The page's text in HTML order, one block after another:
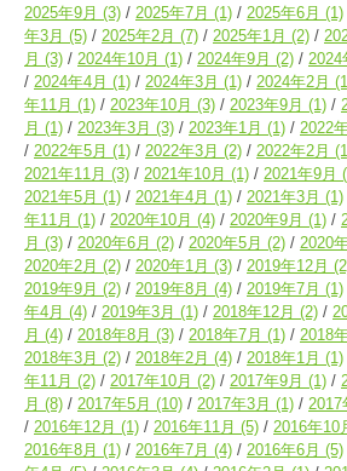
2025年9月 (3) 2025年7月 (1) 2025年6月 (1)
年3月 (5) 2025年2月 (7) 2025年1月 (2)
月 (3) 2024年10月 (1) 2024年9月 (2) 2024
2024年4月 (1) 2024年3月 (1) 2024年2月
年11月 (1) 2023年10月 (3) 2023年9月 (1)
月 (1) 2023年3月 (3) 2023年1月 (1) 2022
2022年5月 (1) 2022年3月 (2) 2022年2月
2021年11月 (3) 2021年10月 (1) 2021年9月
2021年5月 (1) 2021年4月 (1) 2021年3月 (1)
年11月 (1) 2020年10月 (4) 2020年9月 (1)
月 (3) 2020年6月 (2) 2020年5月 (2) 2020
2020年2月 (2) 2020年1月 (3) 2019年12月
2019年9月 (2) 2019年8月 (4) 2019年7月 (1)
年4月 (4) 2019年3月 (1) 2018年12月 (2)
月 (4) 2018年8月 (3) 2018年7月 (1) 2018
2018年3月 (2) 2018年2月 (4) 2018年1月 (1)
年11月 (2) 2017年10月 (2) 2017年9月 (1)
月 (8) 2017年5月 (10) 2017年3月 (1) 2017
2016年12月 (1) 2016年11月 (5) 2016年10
2016年8月 (1) 2016年7月 (4) 2016年6月 (5)